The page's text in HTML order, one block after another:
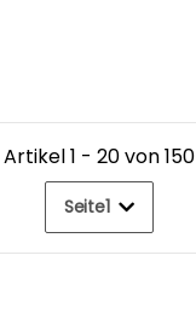
Artikel 1 - 20 von 150
Seite1